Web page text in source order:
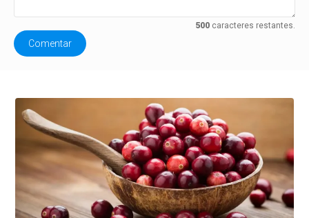
500caracteres restantes.
Comentar